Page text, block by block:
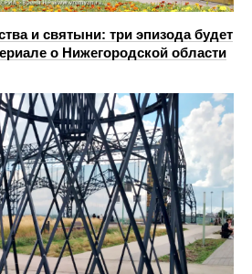
и святыни: три эпизода будет
о Нижегородской области